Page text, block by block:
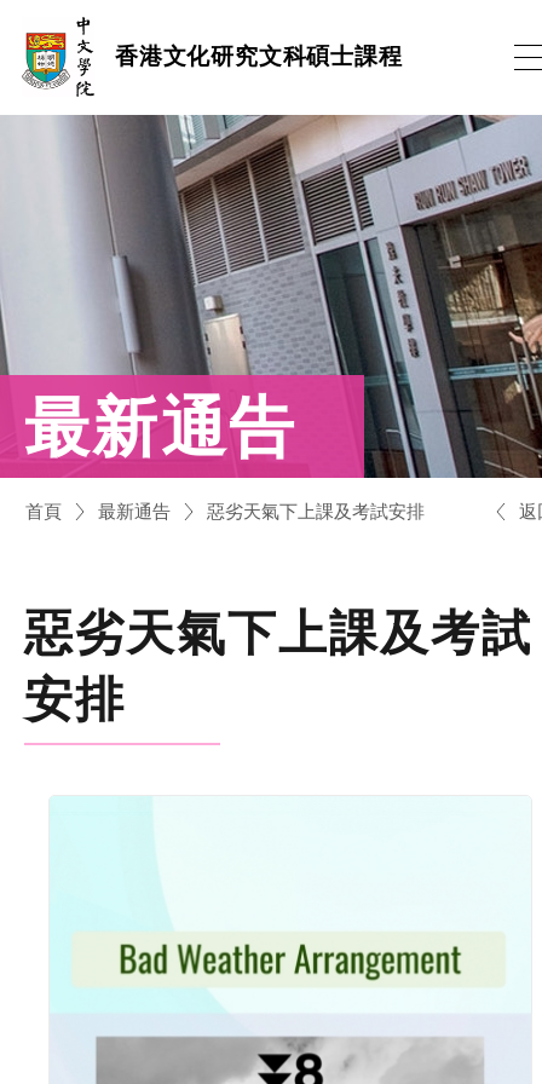
香港文化研究文科碩士課程
到
內
容
(按
入
鍵)
最新通告
首頁 最新通告 惡劣天氣下上課及考試安排 返
惡劣天氣下上課及考試
安排